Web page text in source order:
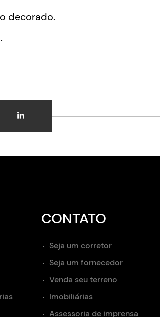
decorado.
CONTATO
Seja um corretor
Seja um fornecedor
Venda seu terreno
Imobiliárias
Assessoria de imprensa